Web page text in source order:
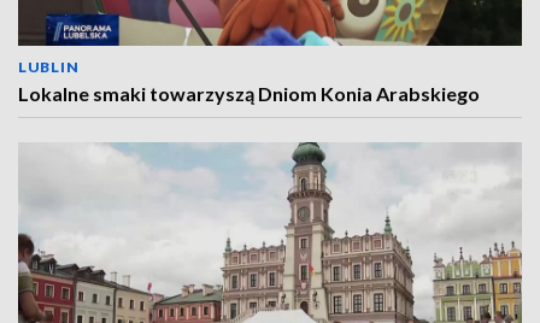
LUBLIN
Lokalne smaki towarzyszą Dniom Konia Arabskiego